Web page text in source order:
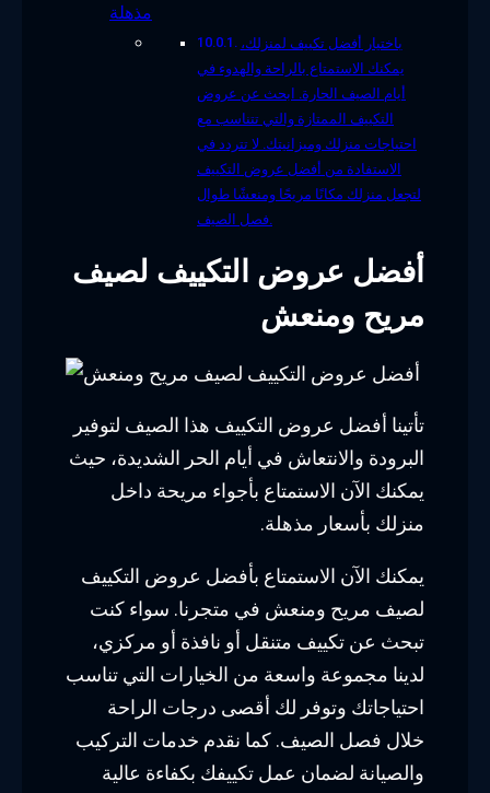
مذهلة
باختيار أفضل تكييف لمنزلك،
يمكنك الاستمتاع بالراحة والهدوء في
أيام الصيف الحارة. ابحث عن عروض
التكييف الممتازة والتي تتناسب مع
احتياجات منزلك وميزانيتك. لا تتردد في
الاستفادة من أفضل عروض التكييف
لتجعل منزلك مكانًا مريحًا ومنعشًا طوال
فصل الصيف.
أفضل عروض التكييف لصيف
مريح ومنعش
تأتينا أفضل عروض التكييف هذا الصيف لتوفير
البرودة والانتعاش في أيام الحر الشديدة، حيث
يمكنك الآن الاستمتاع بأجواء مريحة داخل
منزلك بأسعار مذهلة.
يمكنك الآن الاستمتاع بأفضل عروض التكييف
لصيف مريح ومنعش في متجرنا. سواء كنت
تبحث عن تكييف متنقل أو نافذة أو مركزي،
لدينا مجموعة واسعة من الخيارات التي تناسب
احتياجاتك وتوفر لك أقصى درجات الراحة
خلال فصل الصيف. كما نقدم خدمات التركيب
والصيانة لضمان عمل تكييفك بكفاءة عالية